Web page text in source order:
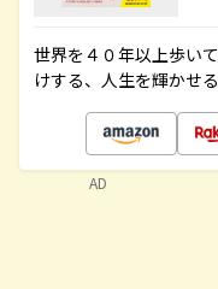
世界を４０年以上歩い
けする、人生を輝かせ
AD